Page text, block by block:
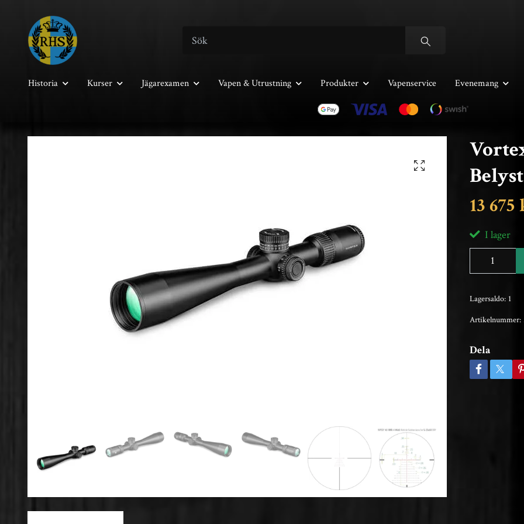
Historia Kurser Jägarexamen Vapen & Utrustning Produkter Vapenservice Evenemang
13
I lager
Lagersaldo: 1
Artikelnummer:
Dela